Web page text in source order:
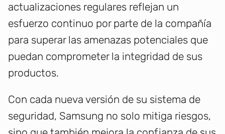
actualizaciones regulares reflejan un
esfuerzo continuo por parte de la compañía
para superar las amenazas potenciales que
puedan comprometer la integridad de sus
productos.
Con cada nueva versión de su sistema de
seguridad, Samsung no solo mitiga riesgos,